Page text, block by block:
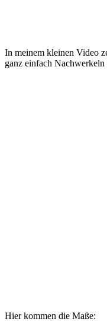
In meinem kleinen Video
ganz einfach Nachwerkeln
Hier kommen die Maße: